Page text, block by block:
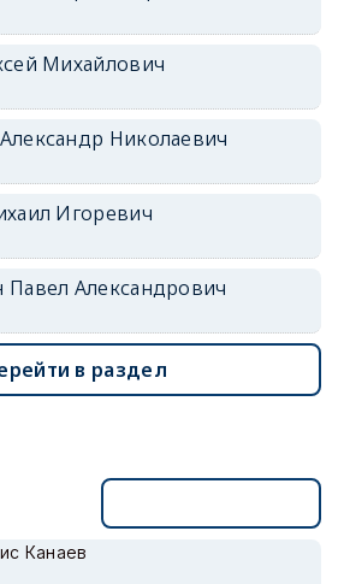
Михайлович
Николаевич
Игоревич
Александрович
в раздел
Канаев